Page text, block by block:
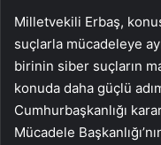
Milletvekili Erbaş,
suçlarla mücadeleye
birinin siber suçların
konuda daha güçlü
Cumhurbaşkanlığı
Mücadele